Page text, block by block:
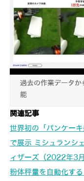
過去の作業データか
能
関連記事
世界初の「パンケー
で展示 ミシュランシ
ィザーズ（2022年3月
粉体秤量を自動化す